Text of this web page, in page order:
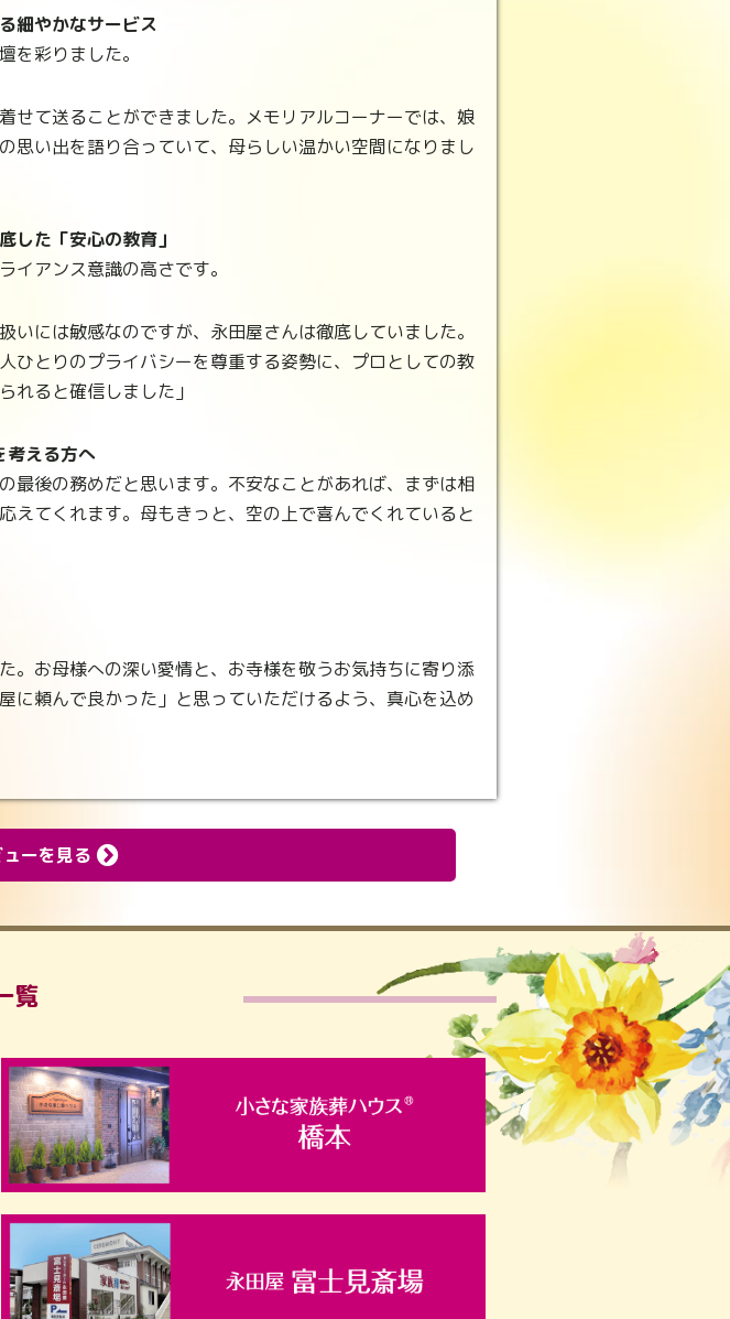
細やかなサービス
を彩りました。
せて送ることができました。メモリアルコーナーでは、娘
思い出を語り合っていて、母らしい温かい空間になりまし
した「安心の教育」
アンス意識の高さです。
には敏感なのですが、永田屋さんは徹底していました。
ひとりのプライバシーを尊重する姿勢に、プロとしての教
れると確信しました」
考える方へ
最後の務めだと思います。不安なことがあれば、まずは相
えてくれます。母もきっと、空の上で喜んでくれていると
。お母様への深い愛情と、お寺様を敬うお気持ちに寄り添
に頼んで良かった」と思っていただけるよう、真心を込め
ーを見る
覧